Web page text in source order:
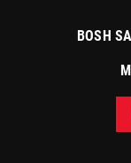
BOSH